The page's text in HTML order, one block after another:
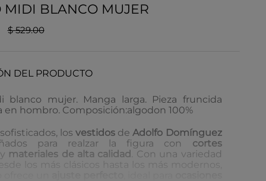
MIDI BLANCO MUJER
$ 529.00
DEL PRODUCTO
blanco mujer. Manga larga. Pieza fruncida
en hombro. Composición:algodon 100%
losvestidos deAdolfo Domínguez
para realzar la figura con cortes
materiales de alta calidad . Con una variedad
los más clásicos hasta los más modernos,